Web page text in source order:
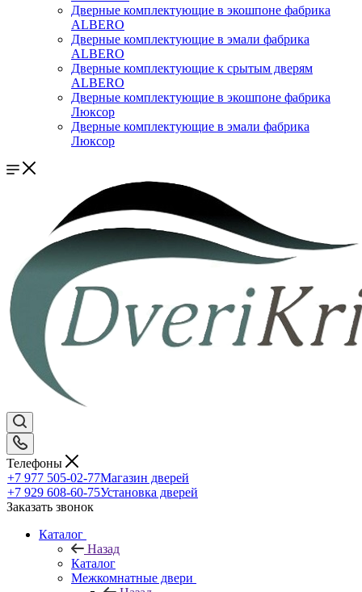
Дверные комплектующие в экошпоне фабрика
ALBERO
Дверные комплектующие в эмали фабрика
ALBERO
Дверные комплектующие к срытым дверям
ALBERO
Дверные комплектующие в экошпоне фабрика
Люксор
Дверные комплектующие в эмали фабрика
Люксор
Телефоны
+7 977 505-02-77Магазин дверей
+7 929 608-60-75Установка дверей
Заказать звонок
Каталог
Назад
Каталог
Межкомнатные двери